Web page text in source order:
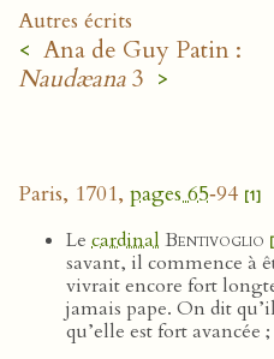
Autres écrits
< Ana de Guy Patin :
Naudæana3 >
Paris, 1701, pages 65‑94 [1]
Le cardinal Bentivoglio
savant, il commence à
vivrait encore fort
jamais pape. On dit
qu’elle est fort avancée